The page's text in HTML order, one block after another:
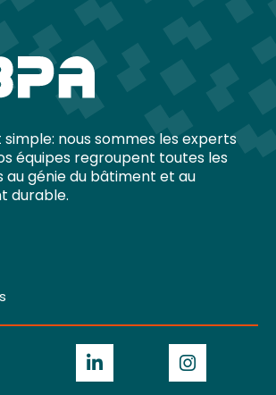
simple: nous sommes les experts
équipes regroupent toutes les
au génie du bâtiment et au
durable.